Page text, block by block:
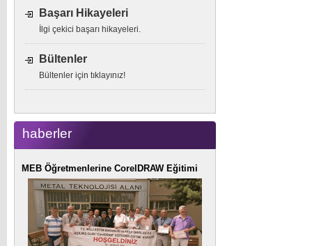
Başarı Hikayeleri
İlgi çekici başarı hikayeleri.
Bültenler
Bültenler için tıklayınız!
haberler
MEB Öğretmenlerine CorelDRAW Eğitimi